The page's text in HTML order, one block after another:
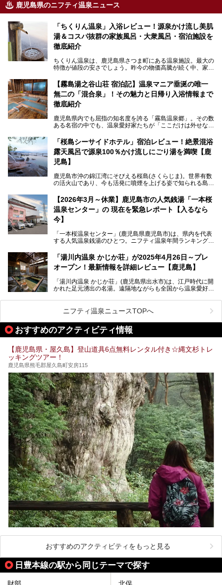
鹿児島県のニフティ温泉ニュース
「ちくりん温泉」入浴レビュー！源泉かけ流し美肌
湯＆コスパ抜群の家族風呂・大衆風呂・宿泊施設を
徹底紹介
ちくりん温泉は、鹿児島県さつま町にある温泉施設。最大の
特徴が値段の安さでしょう。昨今の物価高騰が続く中、家族
4,000円～、と驚くべき価格を維持。
さらに、源泉100％かけ流しのツルツル美肌湯を堪能できる
点にも注目すべき。30年以上全国の温泉を巡った筆者の経
験上、穴場中の穴場と言っても決して過言ではありません。
今回は「ちくりん温泉」の家族風呂・大衆風呂・宿泊施設に
ついて、徹底レビューします！
【霧島湯之谷山荘 宿泊記】温泉マニア垂涎の唯一
無二の「混合泉」！その魅力と日帰り入浴情報まで
徹底紹介
鹿児島県内でも屈指の知名度を誇る「霧島温泉郷」。その数
ある名宿の中でも、温泉愛好家たちが「ここだけは外せな
山荘）」です。
最大の魅力は、ここでしか体験できない絶妙なバランスの
「自噴混合泉」。今回は、その極上の湯を心ゆくまで堪能す
べく宿泊し、実際に感じたお湯のちからと宿の魅力を詳しく
レポートします。
また、気軽に立ち寄りたい方のための「日帰り入浴情報」も
併せて解説。温泉マニアをも唸らせる“生きたお湯”の正体に
迫ります。
「桜島シーサイドホテル」宿泊レビュー！絶景混浴
露天風呂で源泉100％かけ流しにごり湯を満喫【鹿
児島】
鹿児島市沖の錦江湾にそびえる桜島(さくらじま)。世界有数
の活火山であり、今も活発に噴煙を上げる姿で知られる島で
ートホテル。最大の魅力が、錦江湾に面した絶景混浴露天風
呂でしょう。源泉100％かけ流しのにごり湯は、多くの温泉
ファンを魅了する存在です。
今回筆者自ら宿泊。桜島シーサイドホテルの“温泉”はじめ、
食事やアクセスなど詳細レビューします。
【2026年3月～休業】鹿児島市の人気銭湯「一本桜
温泉センター」の 現在を緊急レポート【入るなら
今】
「一本桜温泉センター」(鹿児島県鹿児島市)は、県内を代表
する人気温泉銭湯のひとつ。ニフティ温泉年間ランキング2
営業なので、就寝前の入浴や寝起き一番の朝湯など利便性が
抜群！ 多くの常連客やファンでいつも賑わっています。し
かし建物の老朽化に伴い、2026年2月28日24時をもって休
は約2年後を予定しています。
「湯川内温泉 かじか荘」が2025年4月26日～プレ
オープン！最新情報を詳細レビュー【鹿児島】
「湯川内温泉 かじか荘」(鹿児島県出水市)は、江戸時代に開
かれた足元湧出の名湯。遠隔地ながらも全国から温泉愛好家
いえる存在です。2023年にいったん閉館しましたが、その
後経営が変わり、復旧作業を実施。2025年4月26日に日帰
り入浴施設としてプレオープンしました。
乗り込みましたが、今回もオープン前日から初日にかけて現
地訪問。リニューアルした浴室・最新情報を中心に、以前と
の相違点や注意事項などを詳細レビューします。
ニフティ温泉ニュースTOPへ
おすすめのアクティビティ情報
【鹿児島県・屋久島】登山道具6点無料レンタル付き☆縄文杉トレ
ッキングツアー！
鹿児島県熊毛郡屋久島町安房115
おすすめのアクティビティをもっと見る
日豊本線の駅から同じテーマで探す